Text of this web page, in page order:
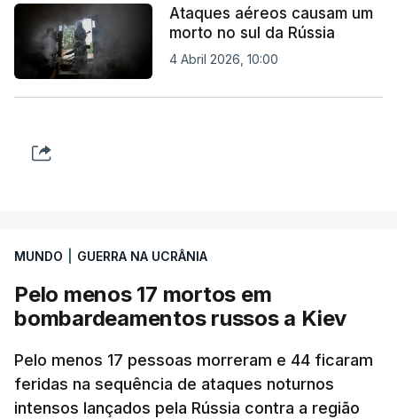
Ataques aéreos causam um
morto no sul da Rússia
4 Abril 2026, 10:00
MUNDO GUERRA NA UCRÂNIA
Pelo menos 17 mortos em
bombardeamentos russos a Kiev
Pelo menos 17 pessoas morreram e 44 ficaram
feridas na sequência de ataques noturnos
intensos lançados pela Rússia contra a região